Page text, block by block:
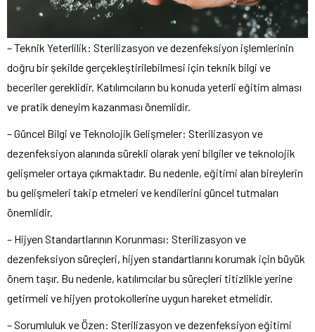
– Teknik Yeterlilik: Sterilizasyon ve dezenfeksiyon işlemlerinin
doğru bir şekilde gerçekleştirilebilmesi için teknik bilgi ve
beceriler gereklidir. Katılımcıların bu konuda yeterli eğitim alması
ve pratik deneyim kazanması önemlidir.
– Güncel Bilgi ve Teknolojik Gelişmeler: Sterilizasyon ve
dezenfeksiyon alanında sürekli olarak yeni bilgiler ve teknolojik
gelişmeler ortaya çıkmaktadır. Bu nedenle, eğitimi alan bireylerin
bu gelişmeleri takip etmeleri ve kendilerini güncel tutmaları
önemlidir.
– Hijyen Standartlarının Korunması: Sterilizasyon ve
dezenfeksiyon süreçleri, hijyen standartlarını korumak için büyük
önem taşır. Bu nedenle, katılımcılar bu süreçleri titizlikle yerine
getirmeli ve hijyen protokollerine uygun hareket etmelidir.
– Sorumluluk ve Özen: Sterilizasyon ve dezenfeksiyon eğitimi